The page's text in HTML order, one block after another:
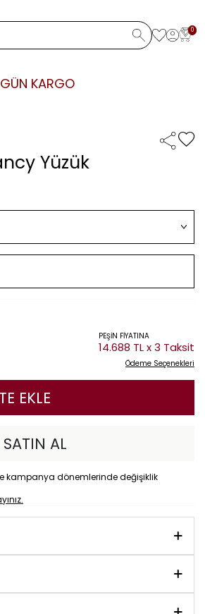
0
KARGO
Yüzük
PEŞİN FİYATINA
14.688 TL x 3 Taksit
Ödeme Seçenekleri
EKLE
AL
kampanya dönemlerinde değişiklik